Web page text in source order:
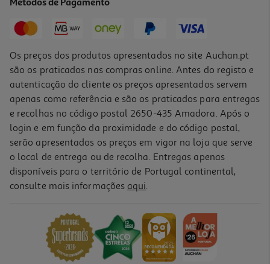
Price reduced from
1,49 €to
Promoção
Salsichas Izidoro Lata 8un 350(200)g
Métodos de Pagamento
Os preços dos produtos apresentados no site Auchan.pt
são os praticados nas compras online. Antes do registo e
autenticação do cliente os preços apresentados servem
apenas como referência e são os praticados para entregas
e recolhas no código postal 2650-435 Amadora. Após o
login e em função da proximidade e do código postal,
serão apresentados os preços em vigor na loja que serve
o local de entrega ou de recolha. Entregas apenas
disponíveis para o território de Portugal continental,
consulte mais informações aqui.